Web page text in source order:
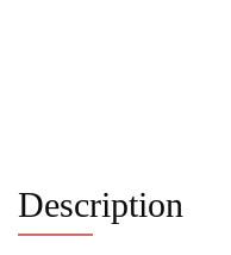
Description